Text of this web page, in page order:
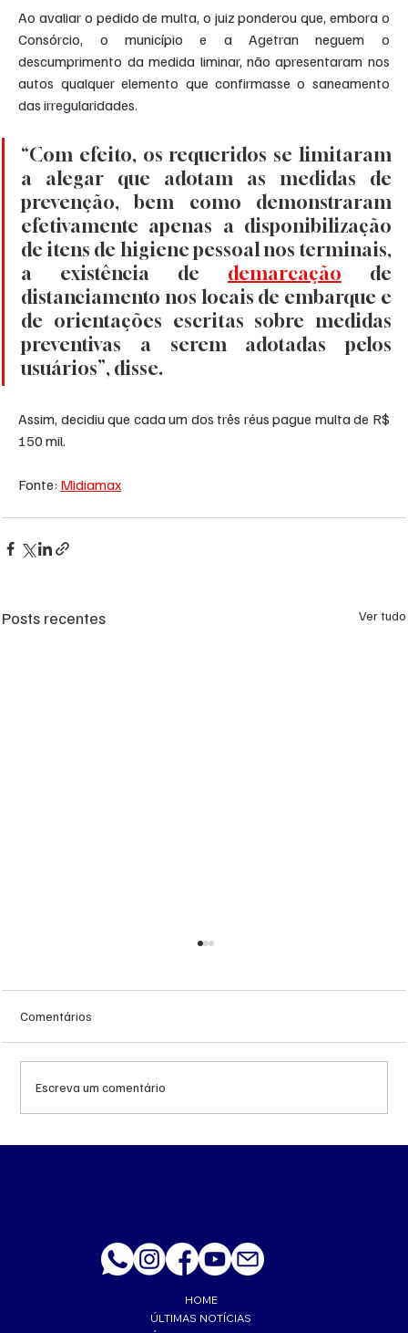
Ao avaliar o pedido de multa, o juiz ponderou que, embora o
Consórcio, o município e a Agetran neguem o
descumprimento da medida liminar, não apresentaram nos
autos qualquer elemento que confirmasse o saneamento
das irregularidades.
“Com efeito, os requeridos se limitaram
a alegar que adotam as medidas de
prevenção, bem como demonstraram
efetivamente apenas a disponibilização
de itens de higiene pessoal nos terminais,
a existência de demarcação de
distanciamento nos locais de embarque e
de orientações escritas sobre medidas
preventivas a serem adotadas pelos
usuários”, disse.
Assim, decidiu que cada um dos três réus pague multa de R$
150 mil.
Fonte: Midiamax
Posts recentes Ver tudo
Comentários
Escreva um comentário
HOME
ÚLTIMAS NOTÍCIAS